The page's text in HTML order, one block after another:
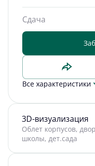
Сдача
Все характеристики
3D-визуализация
Облет корпусов,
школы, дет.сада